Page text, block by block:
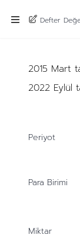
Defter
2015 Mart
2022 Eylül
Periyot
Para Birimi
Miktar